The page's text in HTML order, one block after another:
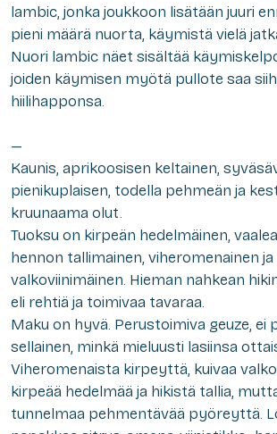
lambic, jonka joukkoon lisätään juuri
pieni määrä nuorta, käymistä vielä
Nuori lambic näet sisältää
joiden käymisen myötä pullote saa
hiilihapponsa.
—
Kaunis, aprikoosisen keltainen,
pienikuplaisen, todella pehmeän ja
kruunaama olut.
Tuoksu on kirpeän hedelmäinen,
hennon tallimainen, viheromenainen ja
valkoviinimäinen. Hieman nahkean
eli rehtiä ja toimivaa tavaraa.
Maku on hyvä. Perustoimiva geuze, ei
sellainen, minkä mieluusti lasiinsa
Viheromenaista kirpeyttä, kuivaa
kirpeää hedelmää ja hikistä tallia,
tunnelmaa pehmentävää pyöreyttä.